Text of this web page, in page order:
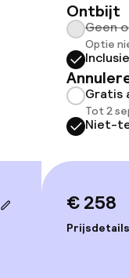
Ontbijt
Geen
Optie
Gratis
Tot 2
Niet-
€ 258
Prijsdetails